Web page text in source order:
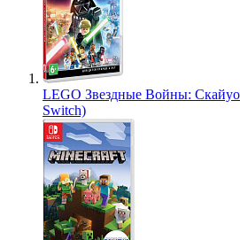
LEGO Звездные Войны:
Switch)